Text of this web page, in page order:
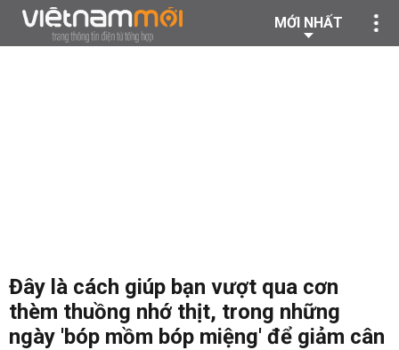
MỚI NHẤT
Đây là cách giúp bạn vượt qua cơn
thèm thuồng nhớ thịt, trong những
ngày 'bóp mồm bóp miệng' để giảm cân